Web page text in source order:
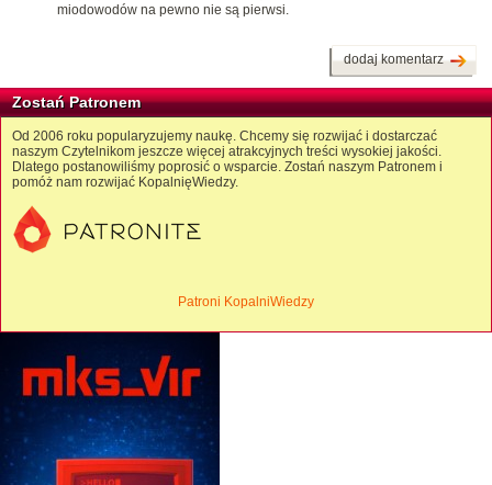
miodowodów na pewno nie są pierwsi.
dodaj komentarz
Zostań Patronem
Od 2006 roku popularyzujemy naukę. Chcemy się rozwijać i dostarczać
naszym Czytelnikom jeszcze więcej atrakcyjnych treści wysokiej jakości.
Dlatego postanowiliśmy poprosić o wsparcie. Zostań naszym Patronem i
pomóż nam rozwijać KopalnięWiedzy.
Patroni KopalniWiedzy